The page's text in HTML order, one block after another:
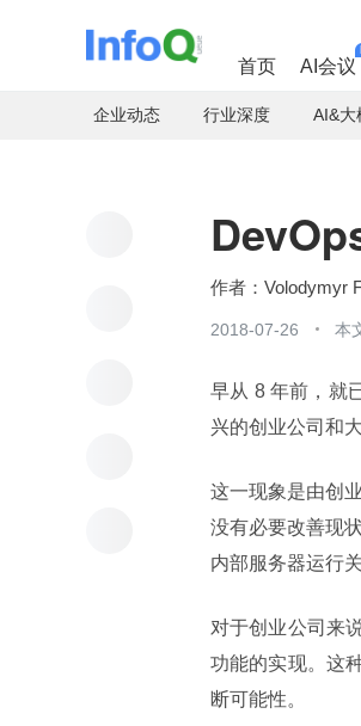
首页 AI会议
企业动态 行业深度 AI&大
Volodymyr
2018-07-26 本
早从 8 年前，就
兴的创业公司和
这一现象是由创
没有必要改善现
内部服务器运行
对于创业公司来
功能的实现。这
断可能性。